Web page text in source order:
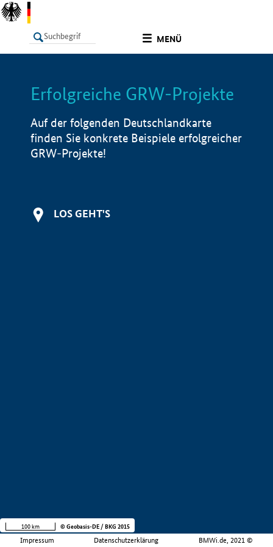
MENÜ
LISTE Info
Erfolgreiche GRW-Projekte
Auf der folgenden Deutschlandkarte
finden Sie konkrete Beispiele erfolgreicher
GRW-Projekte!
LOS GEHT'S
Impressum Datenschutzerklärung BMWi.de, 2021 ©
100 km © Geobasis-DE / BKG 2015